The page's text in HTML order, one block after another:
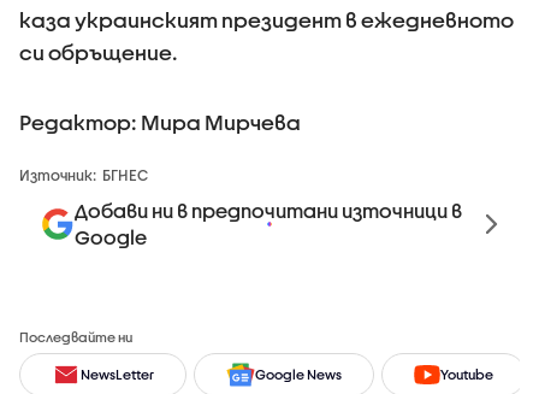
каза украинският президент в ежедневното
си обръщение.
Редактор: Мира Мирчева
Източник: БГНЕС
Добави ни в предпочитани източници в
Google
Последвайте ни
NewsLetter Google News Youtube